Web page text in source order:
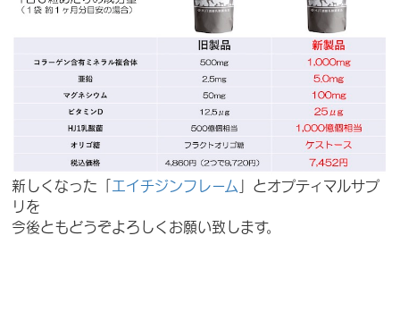
新しくなった「エイチジンフレーム 」とオプティマルサプ
リを
今後ともどうぞよろしくお願い致します。